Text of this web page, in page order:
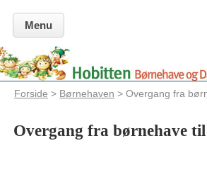
Menu
Forside > Børnehaven > Overgang fra
Overgang fra børnehave